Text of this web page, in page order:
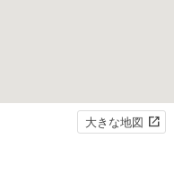
大きな地図